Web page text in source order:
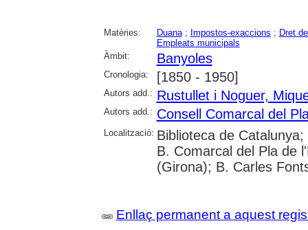
Matèries: Duana; Impostos-exaccions ; Dret
Empleats municipals
Àmbit:
Banyoles
Cronologia: [1850 - 1950]
Autors add.: Rustullet i Noguer,
Autors add.: Consell Comarcal del
Localització: Biblioteca de
B. Comarcal del Pla de
(Girona); B. Carles
Enllaç permanent a aquest